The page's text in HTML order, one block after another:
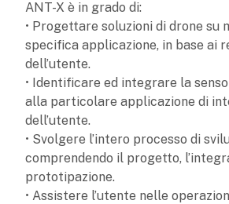
ANT-X è in grado di:
• Progettare soluzioni di drone su
specifica applicazione, in base ai
dell’utente.
• Identificare ed integrare la
alla particolare applicazione di
dell’utente.
• Svolgere l’intero processo di
comprendendo il progetto,
prototipazione.
• Assistere l’utente nelle